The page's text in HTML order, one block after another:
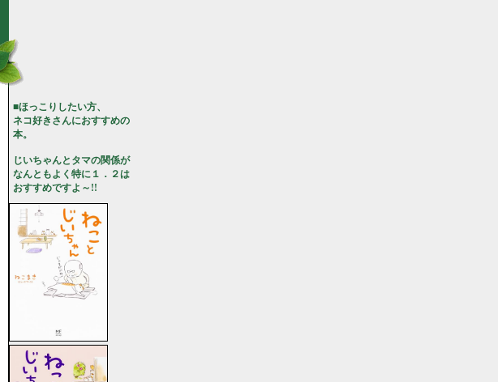
■ほっこりしたい方、
ネコ好きさんにおすすめの
本。
じいちゃんとタマの関係が
なんともよく特に１．２は
おすすめですよ～!!